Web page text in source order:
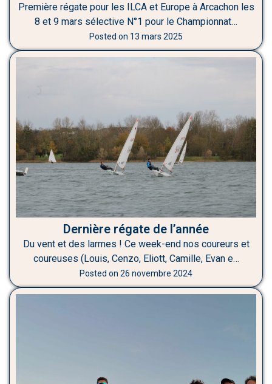
Première régate pour les ILCA et Europe à Arcachon les
8 et 9 mars sélective N°1 pour le Championnat…
Posted on 13 mars 2025
Dernière régate de l’année
Du vent et des larmes ! Ce week-end nos coureurs et
coureuses (Louis, Cenzo, Eliott, Camille, Evan e…
Posted on 26 novembre 2024